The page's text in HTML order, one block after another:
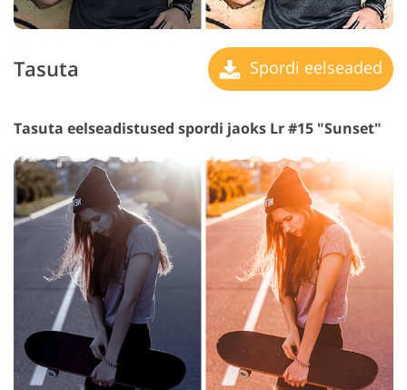
Tasuta Spordi eelseaded
Tasuta eelseadistused spordi jaoks Lr #15 "Sunset"